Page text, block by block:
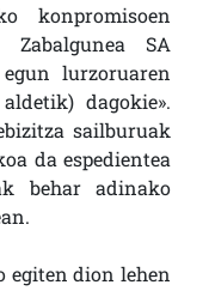
konpromisoen
SA
lurzoruaren
dagokie».
sailburuak
da espedientea
behar adinako
egiten dion lehen